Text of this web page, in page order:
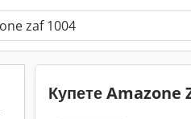
Купете Amazone